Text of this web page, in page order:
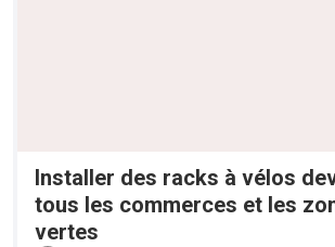
Installer des racks à vélos
tous les commerces et les
vertes